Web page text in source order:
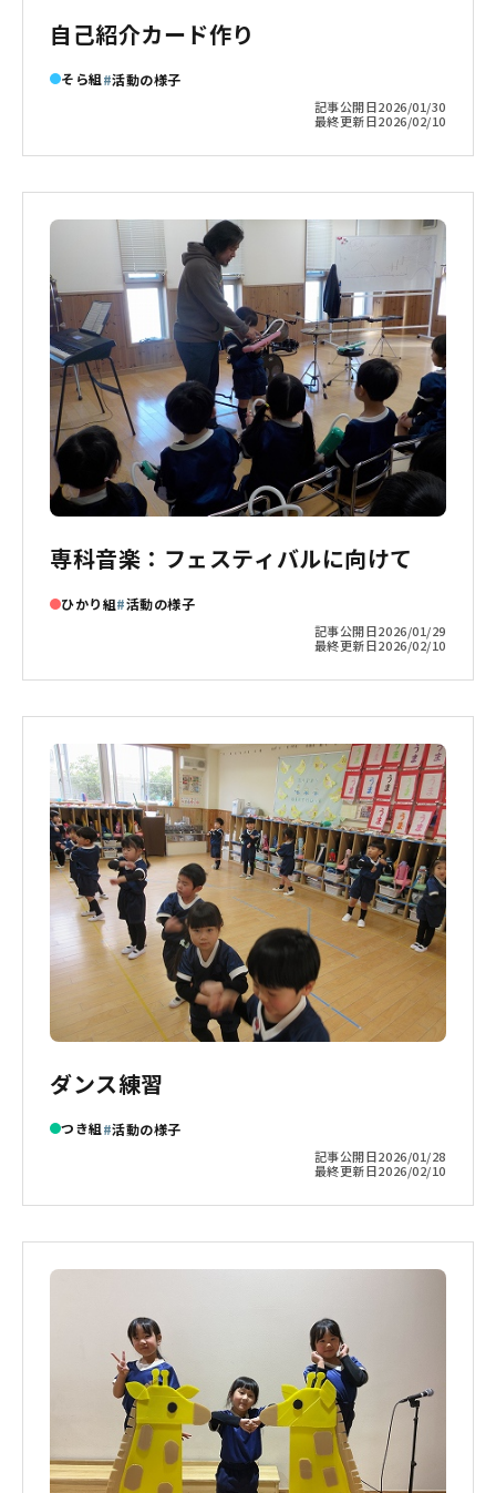
自己紹介カード作り
そら組 活動の様子
記事公開日2026/01/30
最終更新日2026/02/10
専科音楽：フェスティバルに向けて
ひかり組 活動の様子
記事公開日2026/01/29
最終更新日2026/02/10
ダンス練習
つき組 活動の様子
記事公開日2026/01/28
最終更新日2026/02/10